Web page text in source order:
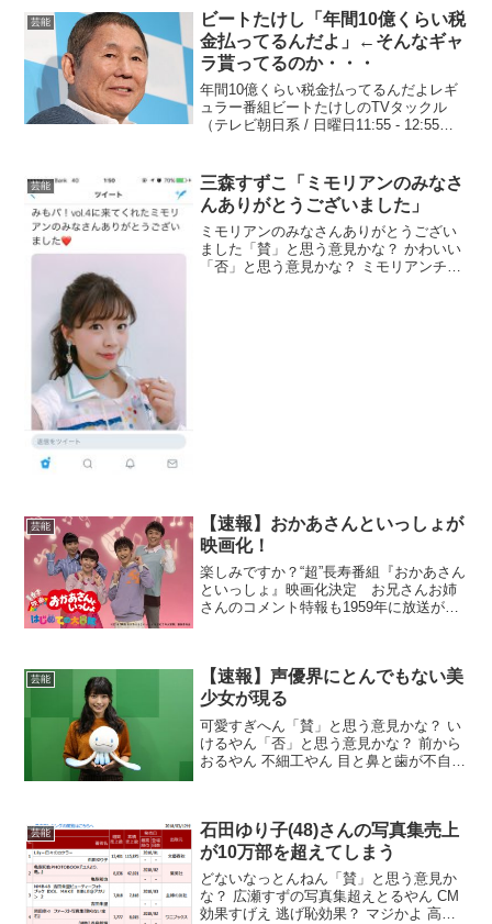
芸能
ビートたけし「年間10億くらい税
金払ってるんだよ」←そんなギャ
ラ貰ってるのか・・・
年間10億くらい税金払ってるんだよレギ
ュラー番組ビートたけしのTVタックル
（テレビ朝日系 / 日曜日11:55 - 12:55）
がる!たけしの家庭...
芸能
三森すずこ「ミモリアンのみなさ
んありがとうございました」
ミモリアンのみなさんありがとうござい
ました「賛」と思う意見かな？ かわいい
「否」と思う意見かな？ ミモリアンチ
芸能
【速報】おかあさんといっしょが
映画化！
楽しみですか？“超”長寿番組『おかあさん
といっしょ』映画化決定 お兄さんお姉
さんのコメント特報も1959年に放送が開
険』のタイトル...
芸能
【速報】声優界にとんでもない美
少女が現る
可愛すぎへん「賛」と思う意見かな？ い
けるやん「否」と思う意見かな？ 前から
おるやん 不細工やん 目と鼻と歯が不自然
イドル...
芸能
石田ゆり子(48)さんの写真集売上
が10万部を超えてしまう
どないなっとんねん「賛」と思う意見か
な？ 広瀬すずの写真集超えとるやん CM
効果すげえ 逃げ恥効果？ マジかよ 高齢